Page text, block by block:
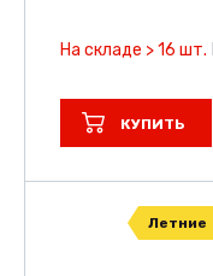
На складе > 16 шт.
КУПИТЬ
Летние